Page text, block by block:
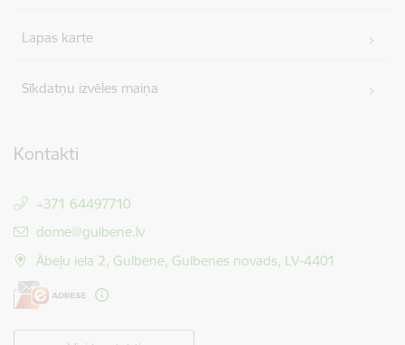
Lapas karte
Sīkdatņu izvēles maiņa
Kontakti
+371 64497710
E-pasts:
dome@gulbene.lv
Ābeļu iela 2, Gulbene, Gulbenes novads, LV-4401